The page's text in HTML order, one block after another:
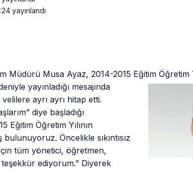
yayınlandı
Müdürü Musa Ayaz, 2014-2015 Eğitim Öğretim
yayınladığı mesajında
ayrı ayrı hitap etti.
diye başladığı
Eğitim Öğretim Yılının
Öncelikle sıkıntısız
tüm yönetici, öğretmen,
ediyorum.” Diyerek